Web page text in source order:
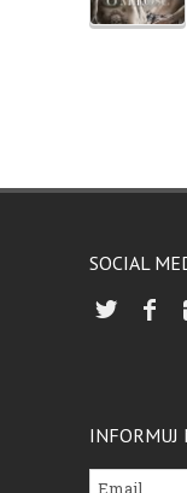
SOCIAL
INFORMUJ